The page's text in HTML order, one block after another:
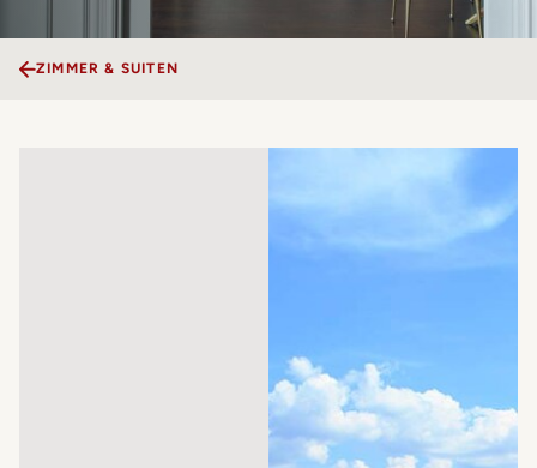
ZIMMER & SUITEN